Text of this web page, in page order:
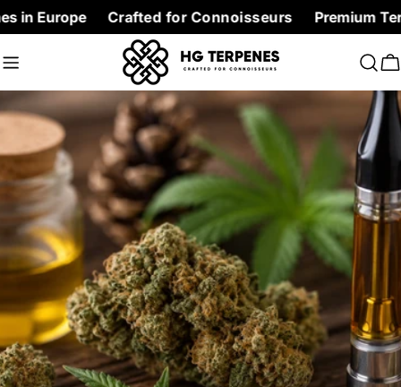
Skip
to
content
Crafted for Connoisseurs Premium Terpenes at